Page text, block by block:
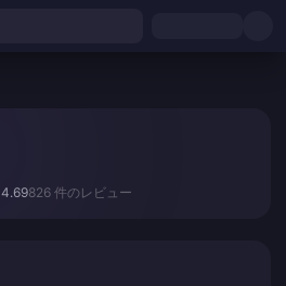
4.69826 件のレビュー